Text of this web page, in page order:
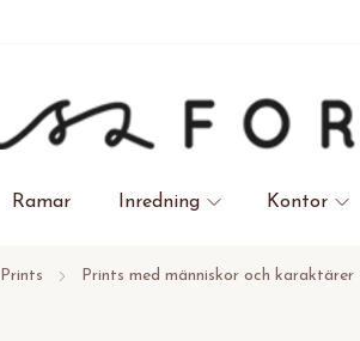
Ramar Inredning Kontor
Prints Prints med människor och karaktärer